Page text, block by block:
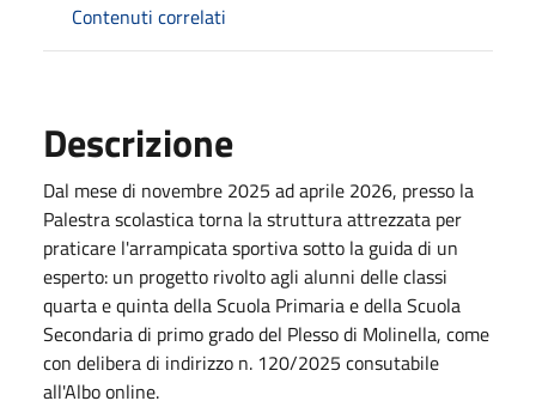
Contenuti correlati
Descrizione
Dal mese di novembre 2025 ad aprile 2026, presso la
Palestra scolastica torna la struttura attrezzata per
praticare l'arrampicata sportiva sotto la guida di un
esperto: un progetto rivolto agli alunni delle classi
quarta e quinta della Scuola Primaria e della Scuola
Secondaria di primo grado del Plesso di Molinella, come
con delibera di indirizzo n. 120/2025 consutabile
all'Albo online.